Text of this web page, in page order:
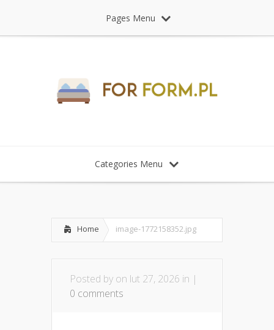
Pages Menu
Categories Menu
Home image-1772158352.jpg
Posted by on lut 27, 2026 in |
0 comments